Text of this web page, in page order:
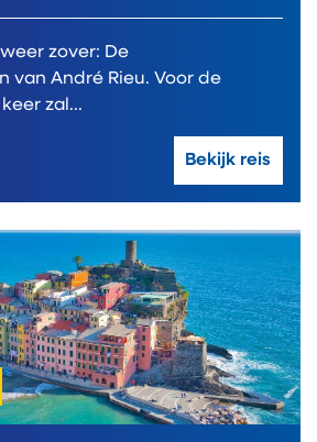
weer zover: De
van André Rieu. Voor de
zal...
Bekijk reis